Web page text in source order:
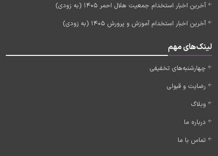
آخرین اخبار استخدام جمعیت هلال احمر 1405 (به زودی)
آخرین اخبار استخدام آموزش و پرورش 1405 (به زودی)
لینک‌های مهم
چهارشنبه‌های تخفیفی
رضایت و قبولی
وبلاگ
درباره ما
تماس با ما